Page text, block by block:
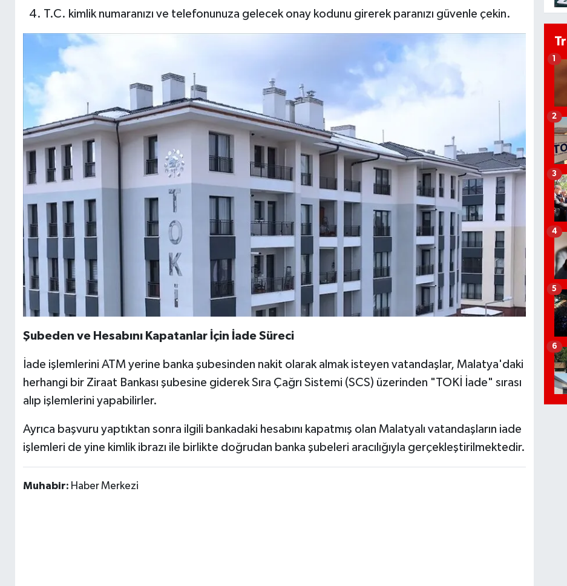
T.C. kimlik numaranızı ve telefonunuza gelecek onay kodunu girerek paranızı güvenle çekin.
Şubeden ve Hesabını Kapatanlar İçin İade Süreci
İade işlemlerini ATM yerine banka şubesinden nakit olarak almak isteyen vatandaşlar, Malatya'daki
herhangi bir Ziraat Bankası şubesine giderek Sıra Çağrı Sistemi (SCS) üzerinden "TOKİ İade" sırası
alıp işlemlerini yapabilirler.
Ayrıca başvuru yaptıktan sonra ilgili bankadaki hesabını kapatmış olan Malatyalı vatandaşların iade
işlemleri de yine kimlik ibrazı ile birlikte doğrudan banka şubeleri aracılığıyla gerçekleştirilmektedir.
Muhabir: Haber Merkezi
1
2
3
4
5
6